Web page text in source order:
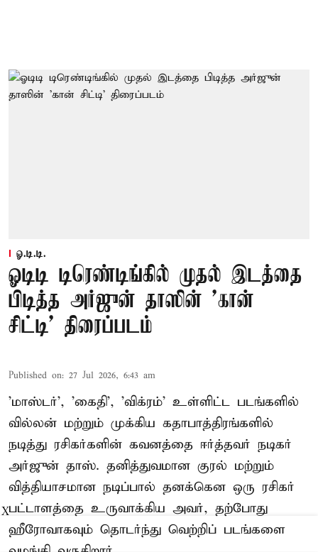
ஓ.டி.டி.
ஓடிடி டிரெண்டிங்கில் முதல் இடத்தை
பிடித்த அர்ஜுன் தாஸின் 'கான்
சிட்டி' திரைப்படம்
Published on: 27 Jul 2026, 6:43 am
'மாஸ்டர்', 'கைதி', 'விக்ரம்' உள்ளிட்ட படங்களில்
வில்லன் மற்றும் முக்கிய கதாபாத்திரங்களில்
நடித்து ரசிகர்களின் கவனத்தை ஈர்த்தவர் நடிகர்
அர்ஜுன் தாஸ். தனித்துவமான குரல் மற்றும்
வித்தியாசமான நடிப்பால் தனக்கென ஒரு ரசிகர்
பட்டாளத்தை உருவாக்கிய அவர், தற்போது
ஹீரோவாகவும் தொடர்ந்து வெற்றிப் படங்களை
X